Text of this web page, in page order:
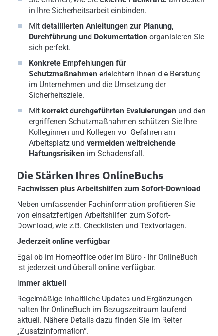
in Ihre Sicherheitsarbeit einbinden.
Mit detaillierten Anleitungen zur Planung,
Durchführung und Dokumentation organisieren Sie
sich perfekt.
Konkrete Empfehlungen für
Schutzmaßnahmen erleichtern Ihnen die Beratung
im Unternehmen und die Umsetzung der
Sicherheitsziele.
Mit korrekt durchgeführten Evaluierungen und den
ergriffenen Schutzmaßnahmen schützen Sie Ihre
Kolleginnen und Kollegen vor Gefahren am
Arbeitsplatz und vermeiden weitreichende
Haftungsrisiken im Schadensfall.
Die Stärken Ihres OnlineBuchs
Fachwissen plus Arbeitshilfen zum Sofort-Download
Neben umfassender Fachinformation profitieren Sie
von einsatzfertigen Arbeitshilfen zum Sofort-
Download, wie z.B. Checklisten und Textvorlagen.
Jederzeit online verfügbar
Egal ob im Homeoffice oder im Büro - Ihr OnlineBuch
ist jederzeit und überall online verfügbar.
Immer aktuell
Regelmäßige inhaltliche Updates und Ergänzungen
halten Ihr OnlineBuch im Bezugszeitraum laufend
aktuell. Nähere Details dazu finden Sie im Reiter
„Zusatzinformation“.